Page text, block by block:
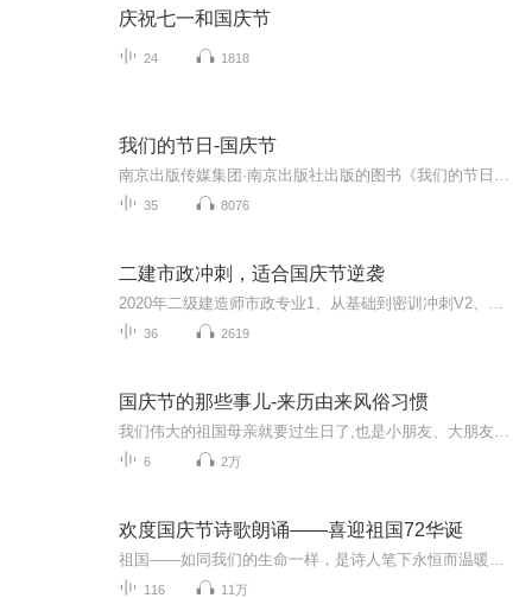
庆祝七一和国庆节
24 1818
我们的节日-国庆节
35 8076
二建市政冲刺，适合国庆节逆袭
36 2619
国庆节的那些事儿-来历由来风俗习惯
6 2万
欢度国庆节诗歌朗诵——喜迎祖国72华诞
116 11万